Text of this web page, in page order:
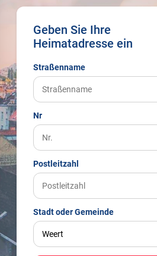
Geben Sie Ihre
Heimatadresse ein
Straßenname
Nr
Postleitzahl
Stadt oder Gemeinde